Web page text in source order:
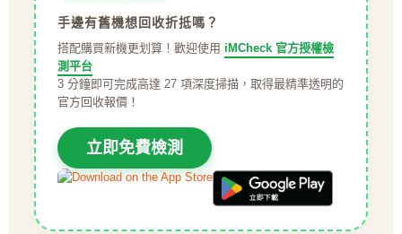
手邊有舊機想回收折抵嗎？
搭配購買新機更划算！歡迎使用 iMCheck 官方授權檢
測平台
3 分鐘即可完成高達 27 項深度掃描，取得最精準透明的
官方回收報價！
立即免費檢測